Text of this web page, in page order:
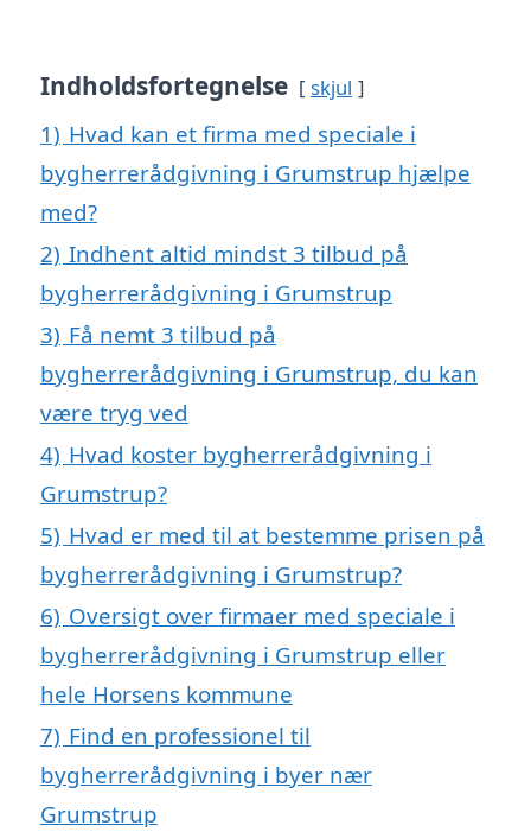
Indholdsfortegnelse skjul
1) Hvad kan et firma med speciale i
bygherrerådgivning i Grumstrup hjælpe
med?
2) Indhent altid mindst 3 tilbud på
bygherrerådgivning i Grumstrup
3) Få nemt 3 tilbud på
bygherrerådgivning i Grumstrup, du kan
være tryg ved
4) Hvad koster bygherrerådgivning i
Grumstrup?
5) Hvad er med til at bestemme prisen på
bygherrerådgivning i Grumstrup?
6) Oversigt over firmaer med speciale i
bygherrerådgivning i Grumstrup eller
hele Horsens kommune
7) Find en professionel til
bygherrerådgivning i byer nær
Grumstrup